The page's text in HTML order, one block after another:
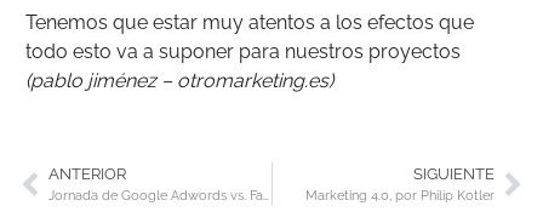
Tenemos que estar muy atentos a los efectos que
todo esto va a suponer para nuestros proyectos
(pablo jiménez – otromarketing.es)
ANTERIOR
Jornada de Google Adwords vs. Facebook Ads en Llodio
SIGUIENTE
Marketing 4.0, por Philip Kotler